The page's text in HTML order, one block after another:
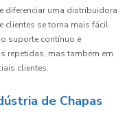
diferenciar uma distribuidora
clientes se torna mais fácil
suporte contínuo é
repetidas, mas também em
clientes.
de Chapas